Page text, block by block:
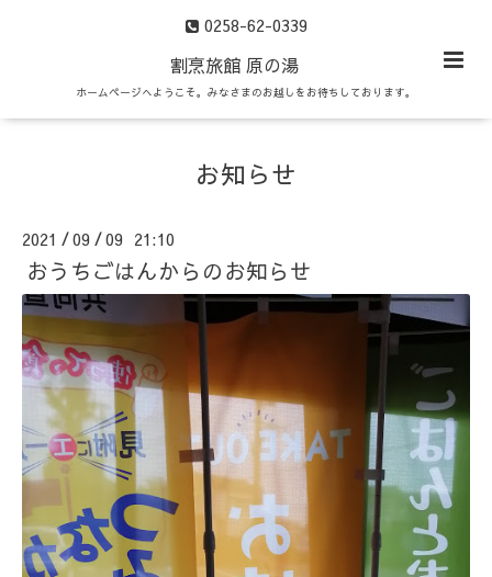
0258-62-0339
割烹旅館 原の湯
ホームページへようこそ。みなさまのお越しをお待ちしております。
お知らせ
2021 /09 /09 21:10
おうちごはんからのお知らせ